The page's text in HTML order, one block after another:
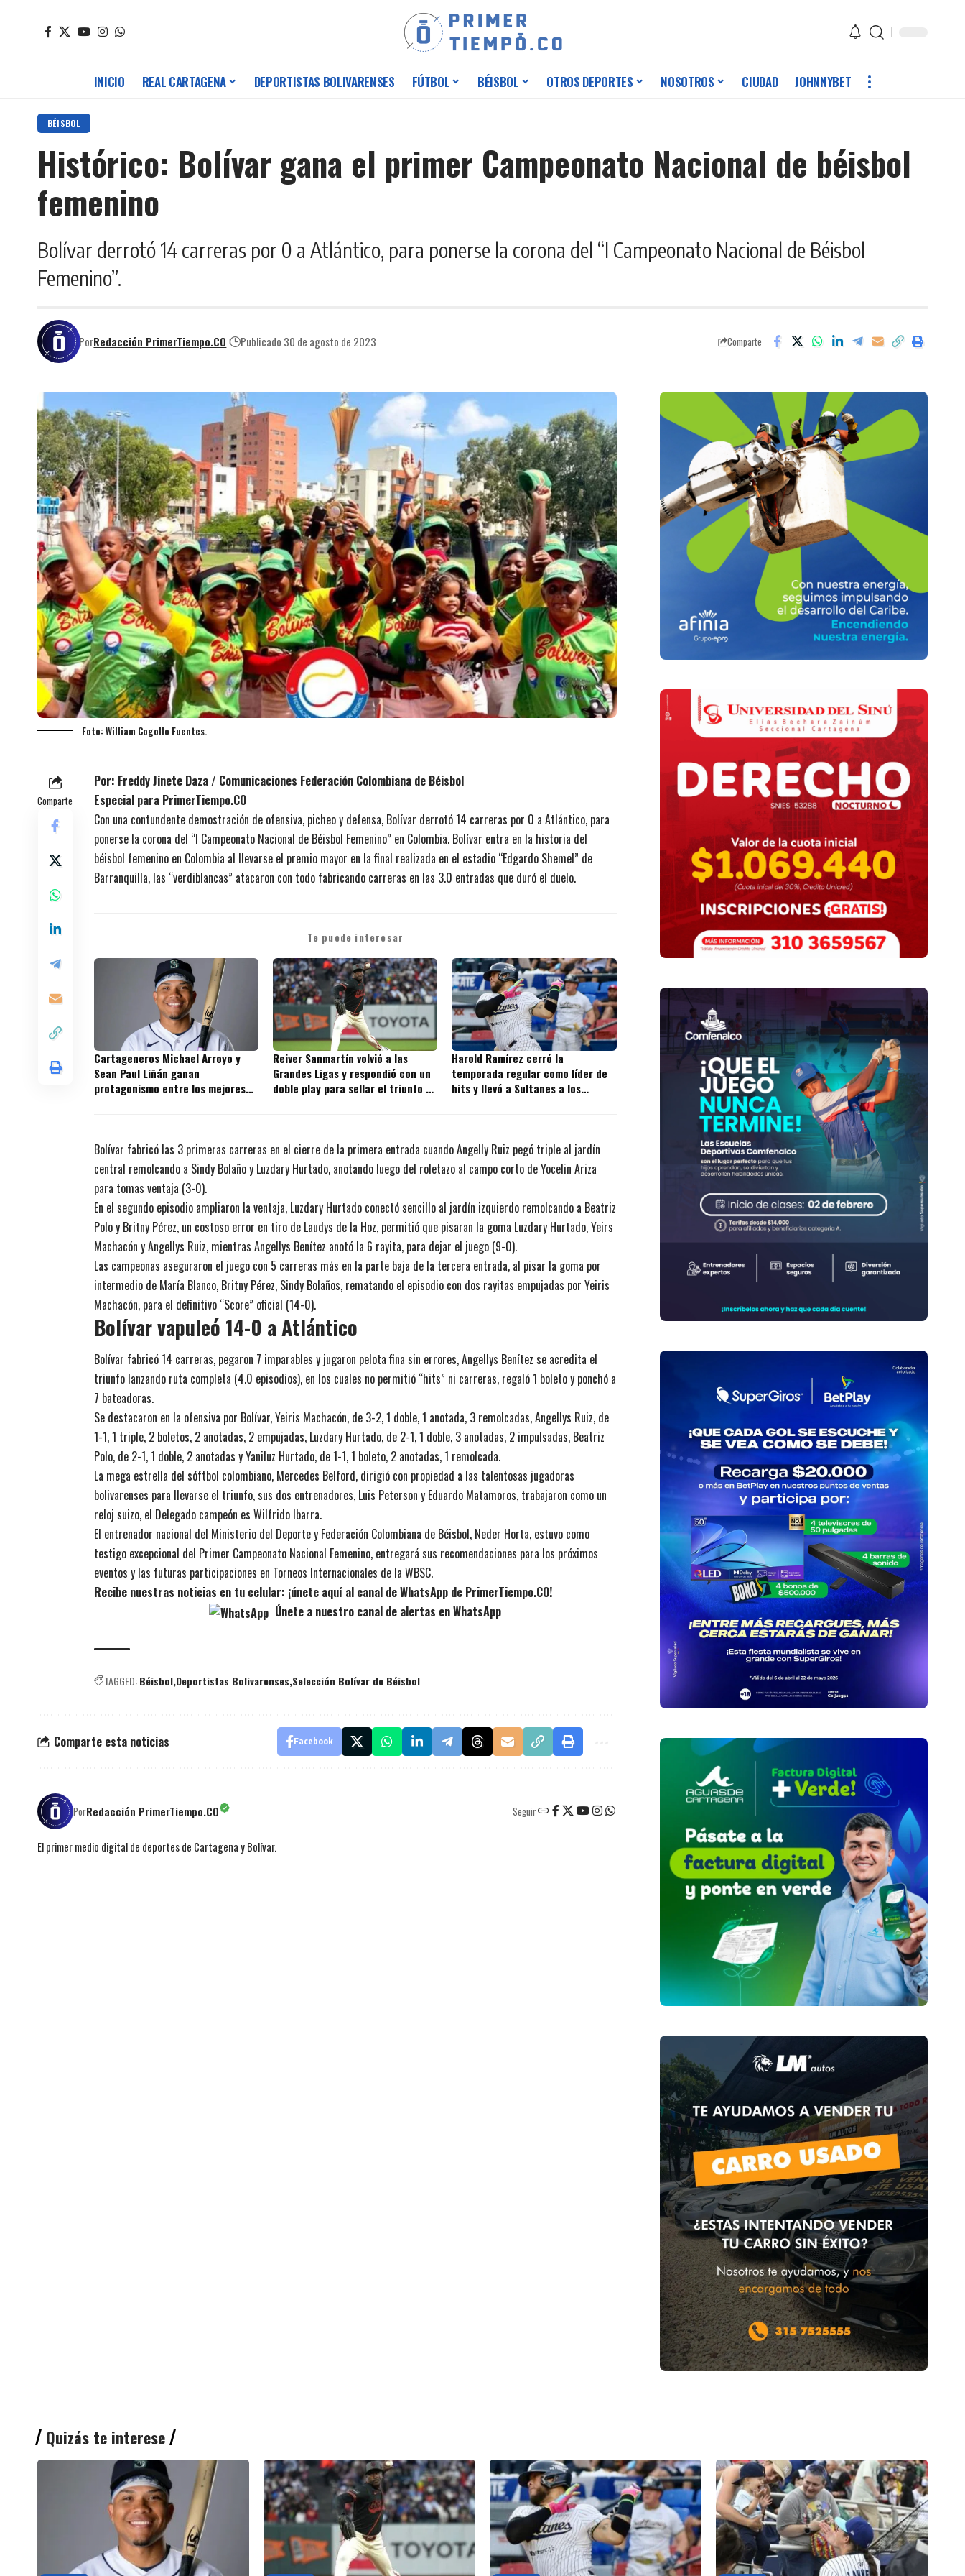
INICIO REAL CARTAGENA DEPORTISTAS BOLIVARENSES FÚTBOL BÉISBOL OTROS DEPORTES NOSOTROS CIUDAD JOHNNYBET
BÉISBOL
Histórico: Bolívar gana el primer Campeonato Nacional de béisbol
femenino
Bolívar derrotó 14 carreras por 0 a Atlántico, para ponerse la corona del “I Campeonato Nacional de Béisbol
Femenino”.
PorRedacción PrimerTiempo.CO Publicado 30 de agosto de 2023 Comparte
Foto: William Cogollo Fuentes.
Comparte
Por: Freddy Jinete Daza / Comunicaciones Federación Colombiana de Béisbol
Especial para PrimerTiempo.CO
Con una contundente demostración de ofensiva, picheo y defensa, Bolívar derrotó 14 carreras por 0 a Atlántico, para
ponerse la corona del “I Campeonato Nacional de Béisbol Femenino” en Colombia. Bolívar entra en la historia del
béisbol femenino en Colombia al llevarse el premio mayor en la final realizada en el estadio “Edgardo Shemel” de
Barranquilla, las “verdiblancas” atacaron con todo fabricando carreras en las 3.0 entradas que duró el duelo.
Te puede interesar
Cartageneros Michael Arroyo y
Sean Paul Liñán ganan
protagonismo entre los mejores
Reiver Sanmartín volvió a las
Grandes Ligas y respondió con un
doble play para sellar el triunfo de
Harold Ramírez cerró la
temporada regular como líder de
hits y llevó a Sultanes a los
Bolívar fabricó las 3 primeras carreras en el cierre de la primera entrada cuando Angelly Ruiz pegó triple al jardín
central remolcando a Sindy Bolaño y Luzdary Hurtado, anotando luego del roletazo al campo corto de Yocelin Ariza
para tomas ventaja (3-0).
En el segundo episodio ampliaron la ventaja, Luzdary Hurtado conectó sencillo al jardín izquierdo remolcando a Beatriz
Polo y Britny Pérez, un costoso error en tiro de Laudys de la Hoz, permitió que pisaran la goma Luzdary Hurtado, Yeirs
Machacón y Angellys Ruiz, mientras Angellys Benítez anotó la 6 rayita, para dejar el juego (9-0).
Las campeonas aseguraron el juego con 5 carreras más en la parte baja de la tercera entrada, al pisar la goma por
intermedio de María Blanco, Britny Pérez, Sindy Bolaños, rematando el episodio con dos rayitas empujadas por Yeiris
Machacón, para el definitivo “Score” oficial (14-0).
Bolívar vapuleó 14-0 a Atlántico
Bolívar fabricó 14 carreras, pegaron 7 imparables y jugaron pelota fina sin errores, Angellys Benítez se acredita el
triunfo lanzando ruta completa (4.0 episodios), en los cuales no permitió “hits” ni carreras, regaló 1 boleto y ponchó a
7 bateadoras.
Se destacaron en la ofensiva por Bolívar, Yeiris Machacón, de 3-2, 1 doble, 1 anotada, 3 remolcadas, Angellys Ruiz, de
1-1, 1 triple, 2 boletos, 2 anotadas, 2 empujadas, Luzdary Hurtado, de 2-1, 1 doble, 3 anotadas, 2 impulsadas, Beatriz
Polo, de 2-1, 1 doble, 2 anotadas y Yaniluz Hurtado, de 1-1, 1 boleto, 2 anotadas, 1 remolcada.
La mega estrella del sóftbol colombiano, Mercedes Belford, dirigió con propiedad a las talentosas jugadoras
bolivarenses para llevarse el triunfo, sus dos entrenadores, Luis Peterson y Eduardo Matamoros, trabajaron como un
reloj suizo, el Delegado campeón es Wilfrido Ibarra.
El entrenador nacional del Ministerio del Deporte y Federación Colombiana de Béisbol, Neder Horta, estuvo como
testigo excepcional del Primer Campeonato Nacional Femenino, entregará sus recomendaciones para los próximos
eventos y las futuras participaciones en Torneos Internacionales de la WBSC.
Recibe nuestras noticias en tu celular: ¡únete aquí al canal de WhatsApp de PrimerTiempo.CO!
Únete a nuestro canal de alertas en WhatsApp
TAGGED:Béisbol Deportistas Bolivarenses Selección Bolívar de Béisbol
Comparte esta noticias Facebook
PorRedacción PrimerTiempo.CO Seguir
El primer medio digital de deportes de Cartagena y Bolívar.
Quizás te interese